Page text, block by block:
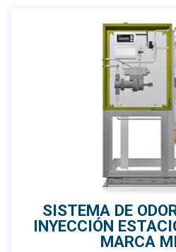
SISTEMA DE
INYECCIÓN
MARCA